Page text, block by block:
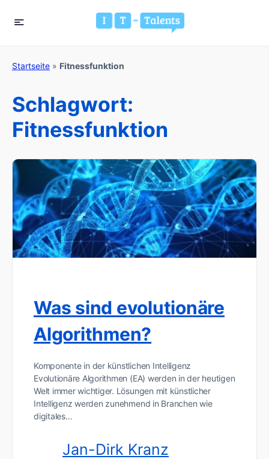
Startseite » Fitnessfunktion
Schlagwort:
Fitnessfunktion
Was sind evolutionäre
Algorithmen?
Komponente in der künstlichen Intelligenz
Evolutionäre Algorithmen (EA) werden in der heutigen
Welt immer wichtiger. Lösungen mit künstlicher
Intelligenz werden zunehmend in Branchen wie
digitales…
Jan-Dirk Kranz